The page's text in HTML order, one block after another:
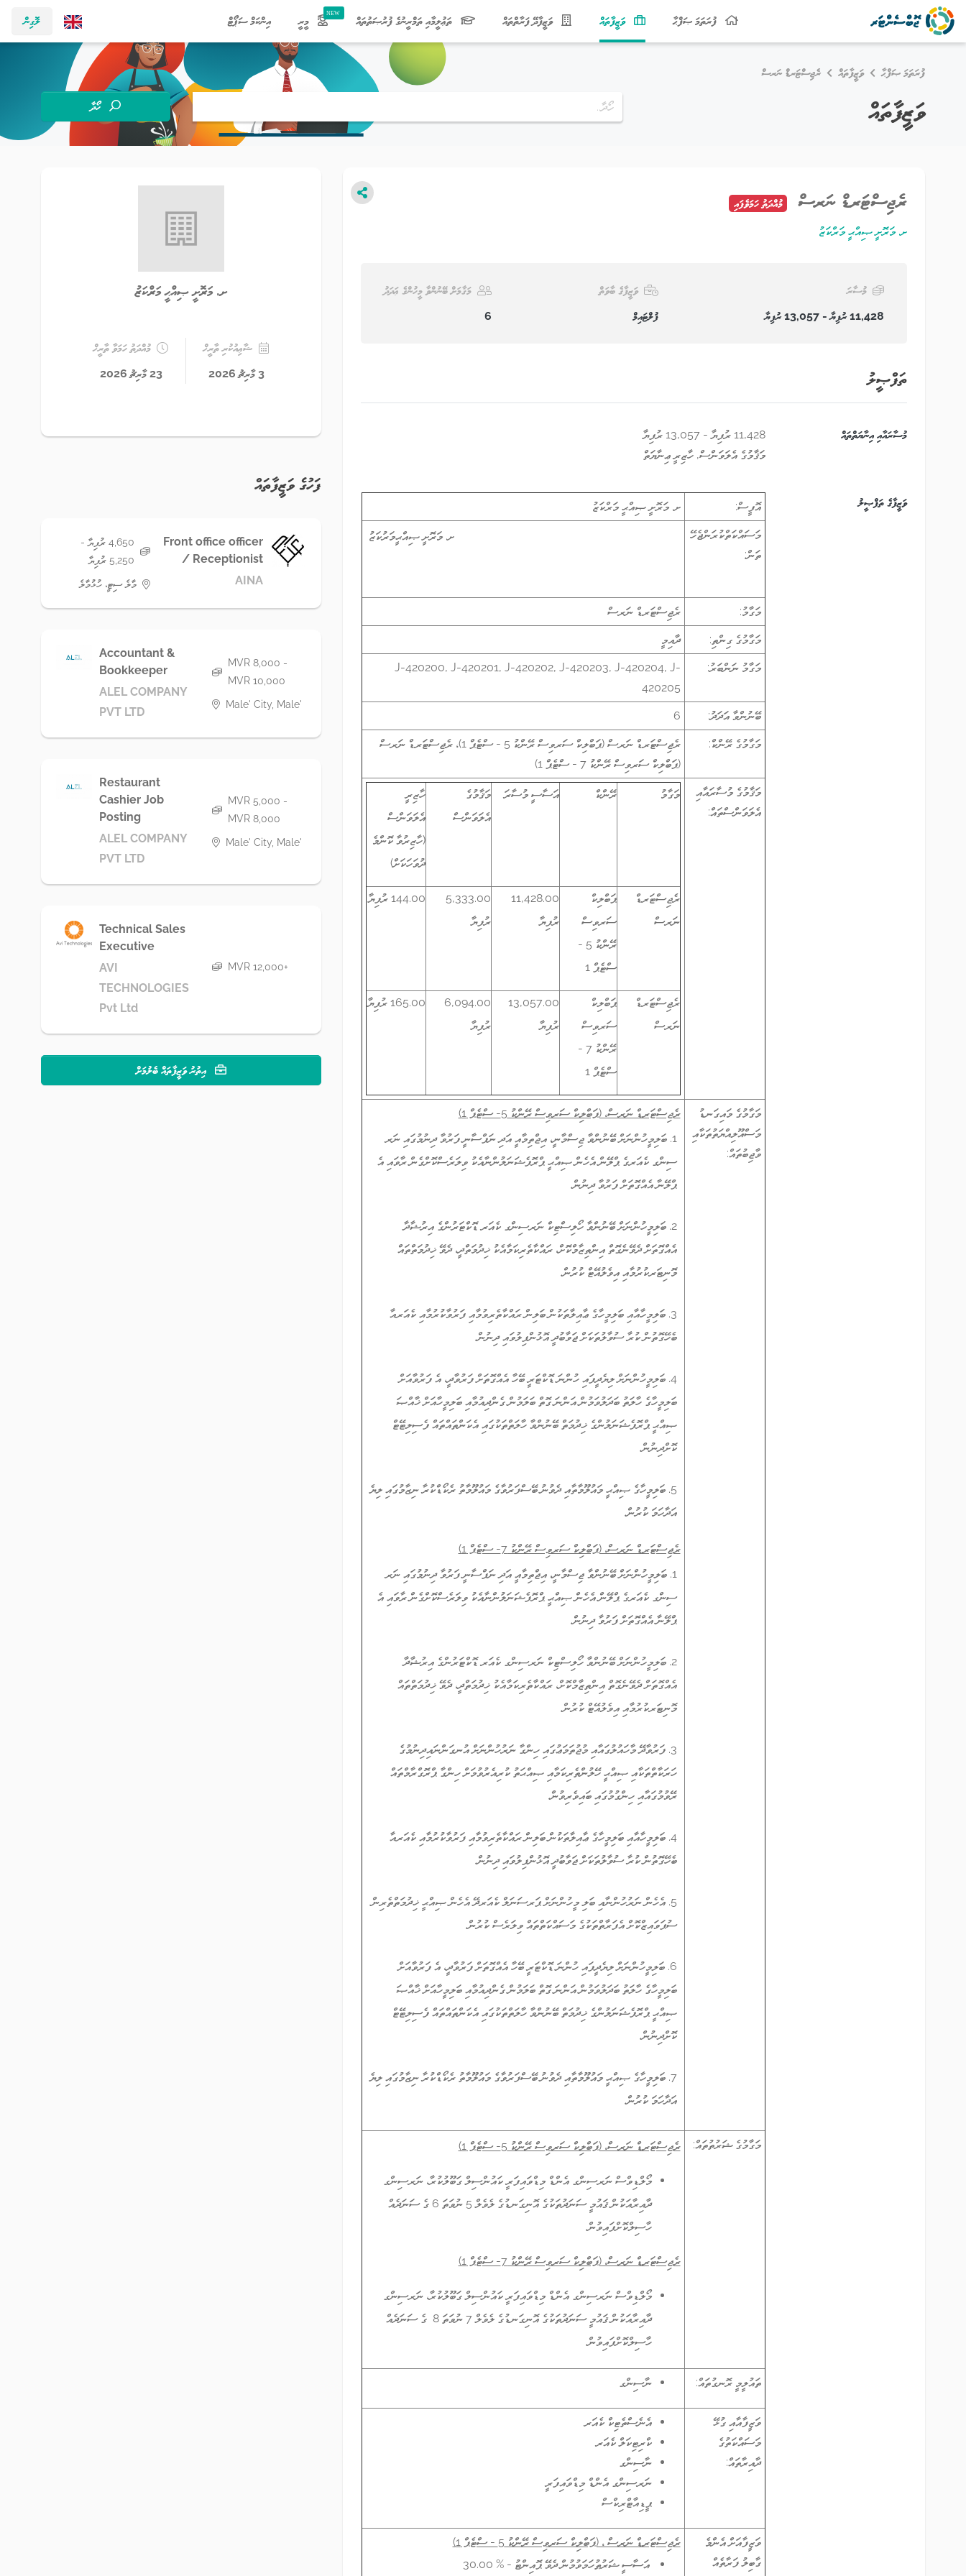
ލޮގިން ފުރަތަމަ ޞަފްޙާ ވަޒީފާތައް
(current) ވަޒީފާދޭ ފަރާތްތައް ތަޢުލީމާއި ތަމްރީނުގެ ފުރުޞަތުތައް މީރީ އިންކަމް ސަޕޯޓް
ފުރަތަމަ ޞަފްޙާ ވަޒީފާތައް ރެޖިސްޓަރޑް ނަރސް
ވަޒީފާތައް ހޯދާ
ރެޖިސްޓަރޑް ނަރސް މުއްދަތު ހަމަވެފައި
ށ. މަރޮށީ ޞިއްޙީ މަރްކަޒު
މުސާރަ
11,428 ރުފިޔާ - 13,057 ރުފިޔާ
ވަޒީފާގެ ބާވަތް
ފުލްޓައިމް
މަޤާމަށް ބޭނުންވާ މީހުންގެ ޢަދަދު
6
ތަފްޞީލު
މުސާރައާއި އިނާޔަތްތައް
11,428 ރުފިޔާ - 13,057 ރުފިޔާ
މަޤާމުގެ އެލަވަންސް, ހާޒިރީ ޢިނާޔަތް
ވަޒީފާގެ ތަފްޞީލު އޮފީސް: ށ. މަރޮށީ ޞިއްޙީ މަރްކަޒު
މަސައްކަތްކުރަންޖެހޭ
ތަން:
ށ. މަރޮށީ ޞިއްޙީމަރުކަޒު
މަގާމު: ރެޖިސްޓަރޑް ނަރސް
މަގާމުގެ ގިންތި: ދާއިމީ
މަގާމު ނަންބަރު:
J-420200, J-420201, J-420202, J-420203, J-420204, J-
420205
ބޭނުންވާ އަދަދު: 6
މަގާމުގެ ރޭންކް:
ރެޖިސްޓަރޑް ނަރސް (ޕަބްލިކް ސަރވިސް ރޭންކު 5 - ސްޓެޕް 1)، ރެޖިސްޓަރޑް ނަރސް
(ޕަބްލިކް ސަރވިސް ރޭންކު 7 - ސްޓެޕް 1)
މަޤާމުގެ މުސާރައާއި
އެލަވަންސްތައް:
މަގާމު ރޭންކް އަސާސީ މުސާރަ
މަޤާމުގެ
އެލަވަންސް
ހާޒިރީ
އެލަވަންސް
(ހާޒިރުވާ ކޮންމެ
ދުވަހަކަށް)
ރެޖިސްޓަރޑް
ނަރސް
ޕަބްލިކް
ސަރވިސް
ރޭންކު 5 -
ސްޓެޕް 1
11,428.00
ރުފިޔާ
5,333.00
ރުފިޔާ
144.00 ރުފިޔާ
ރެޖިސްޓަރޑް
ނަރސް
ޕަބްލިކް
ސަރވިސް
ރޭންކު 7 -
ސްޓެޕް 1
13,057.00
ރުފިޔާ
6,094.00
ރުފިޔާ
165.00 ރުފިޔާ
މަގާމުގެ މައިގަނޑު
މަސްއޫލިއްޔަތުތަކާއި
ވާޖިބުތައް:
ރެޖިސްޓަރޑް ނަރސް، (ޕަބްލިކް ސަރވިސް ރޭންކު 5- ސްޓެޕް 1)
1. ބަލިމީހުންނަށް ބޭނުންވާ ޖިސްމާނީ، އިޖްތިމާއީ އަދި ނަފްސާނީ ފަރުވާ ދިނުމުގައި ނަރ
ސިންގ ކެއަރގެ ޕްލޭން އެހެން ޞިއްޙީ ޕްރޮފެޝަނަލުންނާއެކު ވިލަރެސްކޮށްގެން ރާވައި އެ
ޕްލޭނާ އެއްގޮތަށް ފަރުވާ ދިނުން.
2. ބަލިމީހުންނަށް ބޭނުންވާ ހޯލިސްޓިކް ނަރސިންގ ކެއަރ ޑޮކްޓަރުންގެ އިރުޝާދާ
އެއްގޮތަށް ދެވޭނެގޮތް އިންތިޒާމްކޮށް، ރައްކާތެރިކަމާއެކު ޚިދުމަތްދީ، ދެވޭ ޚިދުމަތްތައް
މޮނިޓަރކުރުމާއި އިވެލުއޭޓް ކުރުން.
3. ބަލިމީހާއާއި ބަލިމީހާގެ ޢާއިލާތަކުން ބަލިން ރައްކާތެރިވުމާއި ފަރުވާކުރުމާއި ކެއަރއާ
ބެހޭގޮތުން ކުރާ ސުވާލުތަކަށް ޖަވާބުދީ އޮޅުންފިލުވައި ދިނުން.
4. ބަލިމީހުންނަށް ލިޔެދީފައި ހުންނަ ޑޮކްޓަރީ ބޭހާ އެއްގޮތަށް ފަރުވާދީ، އެ ފަރުވާއަށް
ބަލިމީހާގެ ހާލަތު ބަދަލުވަމުން އަންނަ ގޮތް ބަލަމުން ގެންދިއުމާއި ބަލިމީހާއަށް ޚާއްޞަ
ޞިއްޙީ ޕްރޮފެޝަނަލުންގެ ޚިދުމަތް ބޭނުންވާ ހާލަތްތަކުގައި އެކަންތައްތައް ފެސިލިޓޭޓް
ކޮށްދިނުން.
5. ބަލިމީހާގެ ޞިއްޙީ މައުލޫމާތާއި ދެވުނު ބޭސްފަރުވާގެ މައުލޫމާތު ރެކޯޑްކުރާ ނިޒާމުގައި ލިޔެ
އަދާހަމަ ކުރުން.
ރެޖިސްޓަރޑް ނަރސް، (ޕަބްލިކް ސަރވިސް ރޭންކު 7- ސްޓެޕް 1)
1. ބަލިމީހުންނަށް ބޭނުންވާ ޖިސްމާނީ، އިޖްތިމާއީ އަދި ނަފްސާނީ ފަރުވާ ދިނުމުގައި ނަރ
ސިންގ ކެއަރގެ ޕްލޭން އެހެން ޞިއްޙީ ޕްރޮފެޝަނަލުންނާއެކު ވިލަރެސްކޮށްގެން ރާވައި އެ
ޕްލޭނާ އެއްގޮތަށް ފަރުވާ ދިނުން.
2. ބަލިމީހުންނަށް ބޭނުންވާ ހޯލިސްޓިކް ނަރސިންގ ކެއަރ ޑޮކްޓަރުންގެ އިރުޝާދާ
އެއްގޮތަށް ދެވޭނެގޮތް އިންތިޒާމްކޮށް، ރައްކާތެރިކަމާއެކު ޚިދުމަތްދީ، ދެވޭ ޚިދުމަތްތައް
މޮނިޓަރކުރުމާއި އިވެލުއޭޓް ކުރުން.
3. ފަރުވާދޭ މާހައުލުގައާއި މުޖުތަމަޢުގައި ހިންގާ ނަރުހުންނަށް އުނގަންނައިދިނުމުގެ
ހަރަކާތްތަކާއި ޞިއްޙީ ހޭލުންތެރިކަމާއި ޞިއްޙަތު ކުރިއެރުވުމަށް ހިންގާ ޕްރޮގްރާމްތައް
ރޭވުމުގައާއި ހިންގުމުގައި ބައިވެރިވުން.
4. ބަލިމީހާއާއި ބަލިމީހާގެ ޢާއިލާތަކުން ބަލިން ރައްކާތެރިވުމާއި ފަރުވާކުރުމާއި ކެއަރއާ
ބެހޭގޮތުން ކުރާ ސުވާލުތަކަށް ޖަވާބުދީ އޮޅުންފިލުވައި ދިނުން.
5. އެހެން ނަރުހުންނާއި ބަލި މީހުންނަށް ޕަރސަނަލް ކެއަރދޭ އެހެން ޞިއްޙީ ޚިދުމަތްތެރިން
ސުޕަވައިޒްކޮށް އެފަރާތްތަކުގެ މަސައްކަތްތައް ވިލަރެސް ކުރުން.
6. ބަލިމީހުންނަށް ލިޔެދީފައި ހުންނަ ޑޮކްޓަރީ ބޭހާ އެއްގޮތަށް ފަރުވާދީ، އެ ފަރުވާއަށް
ބަލިމީހާގެ ހާލަތު ބަދަލުވަމުން އަންނަ ގޮތް ބަލަމުން ގެންދިއުމާއި ބަލިމީހާއަށް ޚާއްޞަ
ޞިއްޙީ ޕްރޮފެޝަނަލުންގެ ޚިދުމަތް ބޭނުންވާ ހާލަތްތަކުގައި އެކަންތައްތައް ފެސިލިޓޭޓް
ކޮށްދިނުން.
7. ބަލިމީހާގެ ޞިއްޙީ މައުލޫމާތާއި ދެވުނު ބޭސްފަރުވާގެ މައުލޫމާތު ރެކޯޑްކުރާ ނިޒާމުގައި ލިޔެ
އަދާހަމަ ކުރުން.
މަގާމުގެ ޝަރުތުތައް: ރެޖިސްޓަރޑް ނަރސް، (ޕަބްލިކް ސަރވިސް ރޭންކު 5- ސްޓެޕް 1)
މޯލްޑިވްސް ނަރސިންގ އެންޑް މިޑްވައިފަރީ ކައުންސިލް ގަބޫލުކުރާ، ނަރސިންގ
ދާއިރާއަކުން ޤައުމީ ސަނަދުތަކުގެ އޮނިގަނޑުގެ ލެވެލް 5 ނުވަތަ 6 ގެ ސަނަދެއް
ހާސިލްކޮށްފައިވުން.
ރެޖިސްޓަރޑް ނަރސް، (ޕަބްލިކް ސަރވިސް ރޭންކު 7- ސްޓެޕް 1)
މޯލްޑިވްސް ނަރސިންގ އެންޑް މިޑްވައިފަރީ ކައުންސިލް ގަބޫލުކުރާ، ނަރސިންގ
ދާއިރާއަކުން ޤައުމީ ސަނަދުތަކުގެ އޮނިގަނޑުގެ ލެވެލް 7 ނުވަތަ 8 ގެ ސަނަދެއް
ހާސިލްކޮށްފައިވުން.
ތައުލީމީ ރޮނގުތައް: ނާސިންގ
ވަޒީފާއާއި ގުޅޭ
މަސައްކަތުގެ
ދާއިރާތައް:
އެނެސްތެޓިކް ކެއަރ
ކްރިޓިކަލް ކެއަރ
ނާސިންގ
ނަރސިންގ އެންޑް މިޑްވައިފަރީ
ޕީޑިއާޓްރިކްސް
ވަޒީފާއަށް އެންމެ
ގާބިލު ފަރާތެއް
ރެޖިސްޓަރޑް ނަރސް ، (ޕަބްލިކް ސަރވިސް ރޭންކު 5 - ސްޓެޕް 1)
އަސާސީ ޝަރުޠުހަމަވުމުން ދެވޭ ޕޮއިންޓު -% 30.00
ށ. މަރޮށީ ޞިއްޙީ މަރްކަޒު
ޝާޢިއުކުރި ތާރީޚް
3 މާރިޗު 2026
މުއްދަތު ހަމަވާ ތާރީޚް
23 މާރިޗު 2026
ފަހުގެ ވަޒީފާތައް
Front office officer
/ Receptionist
AINA
4,650 ރުފިޔާ -
5,250 ރުފިޔާ
މާލެ ސިޓީ، ހުޅުމާލެ
Accountant &
Bookkeeper
ALEL COMPANY
PVT LTD
MVR 8,000 -
MVR 10,000
Male' City, Male'
Restaurant
Cashier Job
Posting
ALEL COMPANY
PVT LTD
MVR 5,000 -
MVR 8,000
Male' City, Male'
Technical Sales
Executive
AVI
TECHNOLOGIES
Pvt Ltd
MVR 12,000+
އިތުރު ވަޒީފާތައް ބެލުމަށް